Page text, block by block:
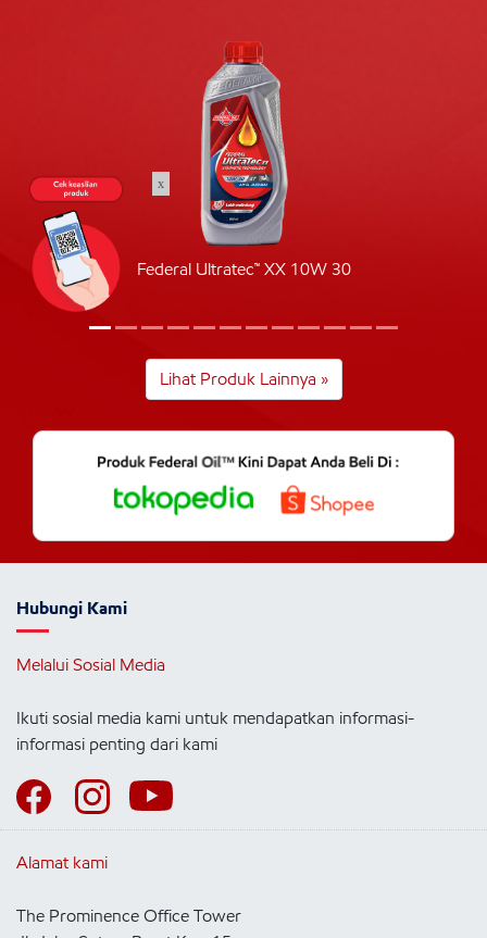
Federal Ultratec™ XX 10W 30
Lihat Produk Lainnya »
Hubungi Kami
Melalui Sosial Media
Ikuti sosial media kami untuk mendapatkan informasi-
informasi penting dari kami
Alamat kami
The Prominence Office Tower
x